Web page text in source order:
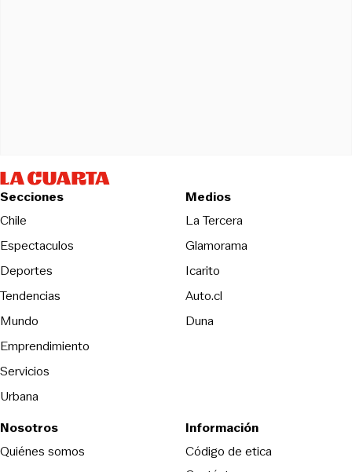
Secciones
Chile
Espectaculos
Deportes
Tendencias
Mundo
Emprendimiento
Servicios
Urbana
Medios
La TerceraOpens in new
Glamorama
Icarito
Auto.cl
DunaOpens in new window
Nosotros
Quiénes somos
Información
Código de eticaOpens in new